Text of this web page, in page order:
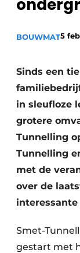
Fundering
Sloop &
BOUWMAT5
Sinds een
in sleufloze
grotere
Tunnelling
Tunnelling
met de
over de
Smet-
gestart met